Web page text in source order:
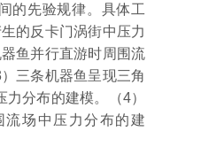
的先验规律。具体工
的反卡门涡街中压力
鱼并行直游时周围流
三条机器鱼呈现三角
分布的建模。（4）
场中压力分布的建